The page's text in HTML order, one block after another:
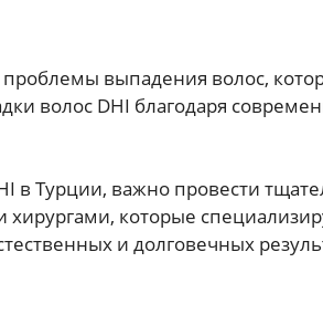
выпадения волос,
волос DHI благодаря
в Турции, важно провести
которые
и долговечных